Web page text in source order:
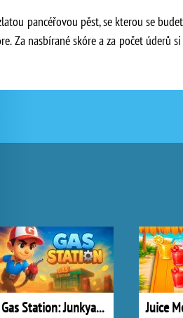
pancéřovou pěst, se kterou se
Za nasbírané skóre a za počet úderů
Gas Station: Junkyard Tycoon Juice